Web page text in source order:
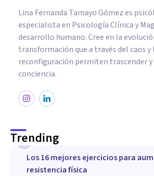
Lina Fernanda Tamayo Gómez es
especialista en Psicología Clínica y
desarrollo humano. Cree en la
transformación que a través del caos y
reconfiguración permiten trascender
conciencia.
Trending
1
Los 16 mejores ejercicios para
resistencia física